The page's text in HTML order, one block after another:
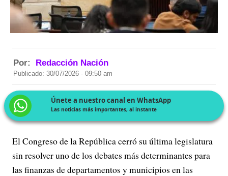
Por: Redacción Nación
Publicado: 30/07/2026 - 09:50 am
Únete a nuestro canal en WhatsApp
Las noticias más importantes, al instante
El Congreso de la República cerró su última legislatura
sin resolver uno de los debates más determinantes para
las finanzas de departamentos y municipios en las